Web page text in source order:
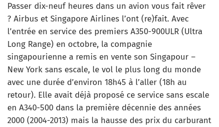
Passer dix-neuf heures dans un avion vous fait rêver
? Airbus et Singapore Airlines l’ont (re)fait. Avec
l’entrée en service des premiers A350-900ULR (Ultra
Long Range) en octobre, la compagnie
singapourienne a remis en vente son Singapour –
New York sans escale, le vol le plus long du monde
avec une durée d’environ 18h45 à l’aller (18h au
retour). Elle avait déjà proposé ce service sans escale
en A340-500 dans la première décennie des années
2000 (2004-2013) mais la hausse des prix du carburant